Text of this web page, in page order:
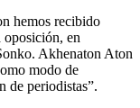
hemos recibido
oposición, en
Akhenaton Aton
modo de
de periodistas”.